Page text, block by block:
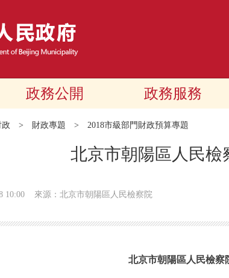
政務公開 政務服務
政 > 財政專題 > 2018市級部門財政預算專題
北京市朝陽區人民檢
10:00 來源：北京市朝陽區人民檢察院
北京市朝陽區人民檢察